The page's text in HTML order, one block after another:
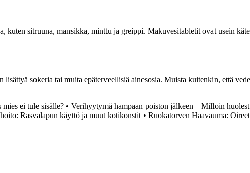
kuten sitruuna, mansikka, minttu ja greippi. Makuvesitabletit ovat usein
sokeria tai muita epäterveellisiä ainesosia. Muista kuitenkin, että
ei tule sisälle? • Verihyytymä hampaan poiston jälkeen – Milloin
Rasvalapun käyttö ja muut kotikonstit • Ruokatorven Haavauma: Oireet